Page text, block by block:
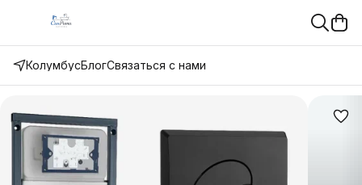
КолумбусБлогСвязаться с нами